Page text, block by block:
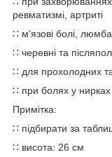
ревматизмі, артриті
∷ м'язові болі,
∷ черевні та
∷ для прохолодних
∷ при болях у нирках
Примітка:
∷ підбирати за
∷ висота: 26 см